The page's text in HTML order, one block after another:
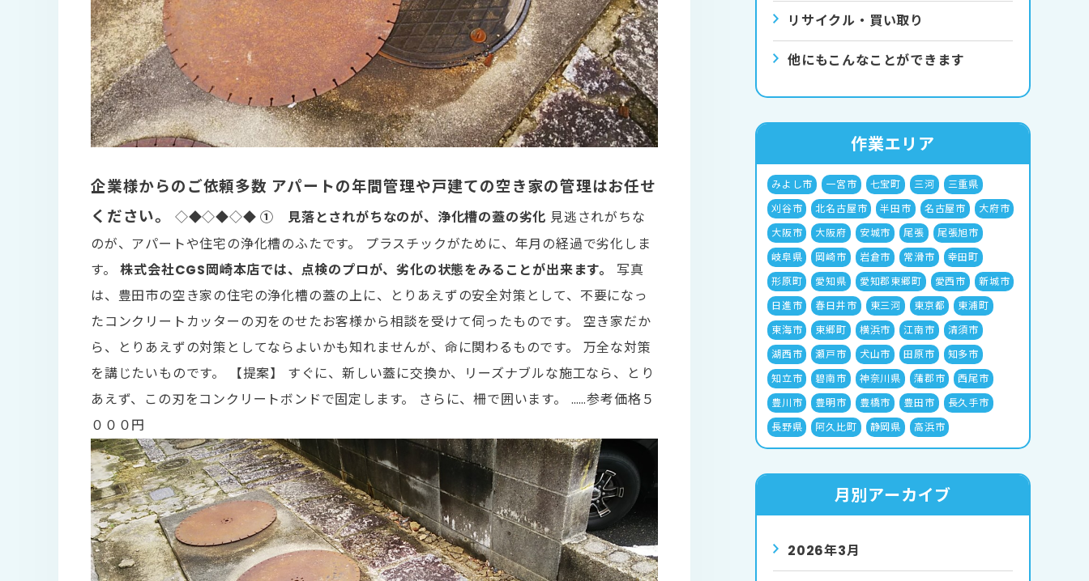
企業様からのご依頼多数 アパートの年間管理や戸建ての空き家の管理はお任せ
ください。
◇◆◇◆◇◆① 見落とされがちなのが、浄化槽の蓋の劣化 見逃されがちな
のが、アパートや住宅の浄化槽のふたです。 プラスチックがために、年月の経過で劣化しま
す。株式会社CGS岡崎本店では、点検のプロが、劣化の状態をみることが出来ます。
写真
は、豊田市の空き家の住宅の浄化槽の蓋の上に、とりあえずの安全対策として、不要になっ
たコンクリートカッターの刃をのせたお客様から相談を受けて伺ったものです。 空き家だか
ら、とりあえずの対策としてならよいかも知れませんが、命に関わるものです。 万全な対策
を講じたいものです。 【提案】 すぐに、新しい蓋に交換か、リーズナブルな施工なら、とり
あえず、この刃をコンクリートボンドで固定します。 さらに、柵で囲います。 ……参考価格５
０００円
リサイクル・買い取り
他にもこんなことができます
作業エリア
みよし市 一宮市 七宝町 三河
三重県
刈谷市
北名古屋市 半田市 名古屋市
大府市
大阪市
大阪府 安城市 尾張
尾張旭市
岐阜県
岡崎市 岩倉市 常滑市
幸田町
形原町
愛知県 愛知郡東郷町 愛西市
新城市
日進市
春日井市 東三河 東京都
東浦町
東海市
東郷町 横浜市 江南市
清須市
湖西市
瀬戸市 犬山市 田原市
知多市
知立市
碧南市 神奈川県 蒲郡市
西尾市
豊川市
豊明市 豊橋市 豊田市
長久手市
長野県
阿久比町 静岡県 高浜市
月別アーカイブ
2026年3月